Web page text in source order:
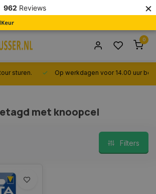
962 Reviews ×
0
sturen. Op werkdagen voor 14.00 uur
met knoopcel
Filters